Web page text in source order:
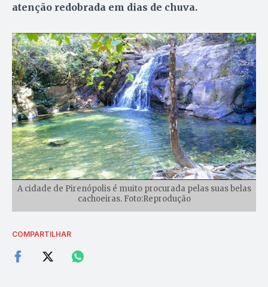
atenção redobrada em dias de chuva.
A cidade de Pirenópolis é muito procurada pelas suas belas
cachoeiras. Foto:Reprodução
COMPARTILHAR